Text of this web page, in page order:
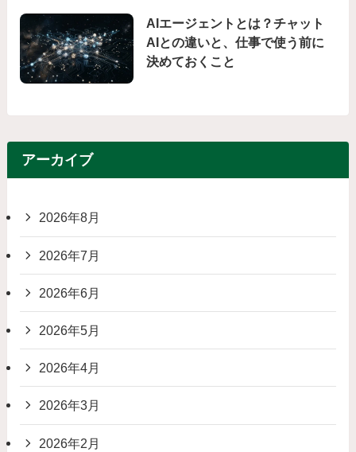
AIエージェントとは？チャット
AIとの違いと、仕事で使う前に
決めておくこと
アーカイブ
2026年8月
2026年7月
2026年6月
2026年5月
2026年4月
2026年3月
2026年2月